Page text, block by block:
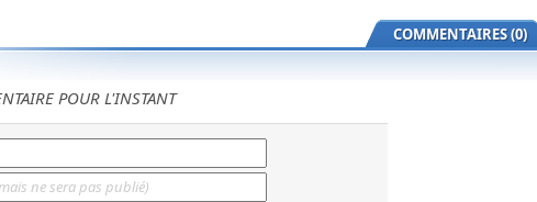
COMMENTAIRES (0)
POUR L'INSTANT